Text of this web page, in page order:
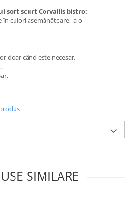
sort scurt Corvallis bistro:
în culori asemănătoare, la o
doar când este necesar.
SIMILARE